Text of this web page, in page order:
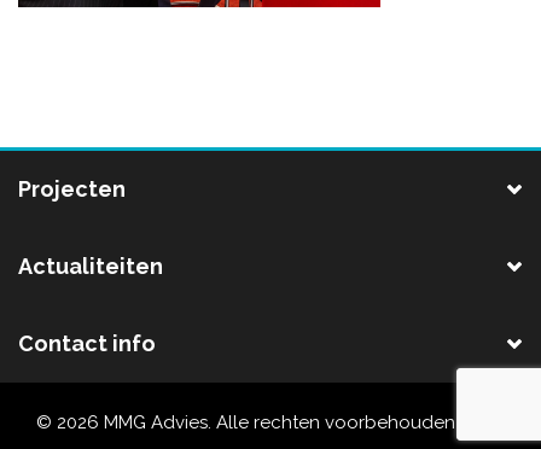
Projecten
Actualiteiten
Contact info
© 2026 MMG Advies. Alle rechten voorbehouden